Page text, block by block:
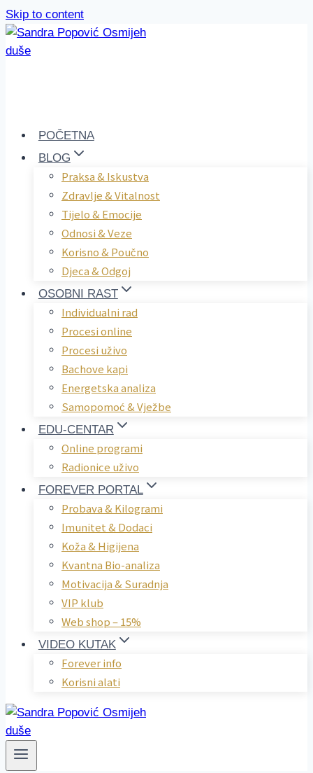
Skip to content
POČETNA
BLOG
Praksa & Iskustva
Zdravlje & Vitalnost
Tijelo & Emocije
Odnosi & Veze
Korisno & Poučno
Djeca & Odgoj
OSOBNI RAST
Individualni rad
Procesi online
Procesi uživo
Bachove kapi
Energetska analiza
Samopomoć & Vježbe
EDU-CENTAR
Online programi
Radionice uživo
FOREVER PORTAL
Probava & Kilogrami
Imunitet & Dodaci
Koža & Higijena
Kvantna Bio-analiza
Motivacija & Suradnja
VIP klub
Web shop – 15%
VIDEO KUTAK
Forever info
Korisni alati